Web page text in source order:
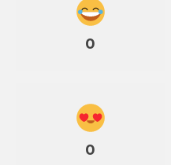
0
0